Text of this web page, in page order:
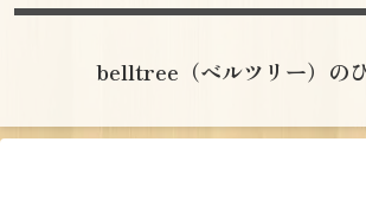
belltree（ベルツリー）の